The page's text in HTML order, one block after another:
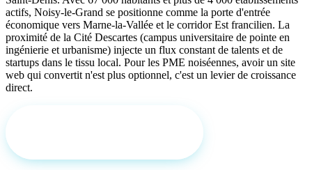
actifs, Noisy-le-Grand se positionne comme la porte d'entrée
économique vers Marne-la-Vallée et le corridor Est francilien. La
proximité de la Cité Descartes (campus universitaire de pointe en
ingénierie et urbanisme) injecte un flux constant de talents et de
startups dans le tissu local. Pour les PME noiséennes, avoir un site
web qui convertit n'est plus optionnel, c'est un levier de croissance
direct.